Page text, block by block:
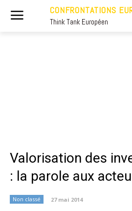
CONFRONTATIONS
Think Tank Européen
Valorisation des
: la parole aux
Non classé 27 mai 2014